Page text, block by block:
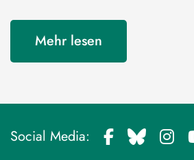
Mehr lesen
Social Media: